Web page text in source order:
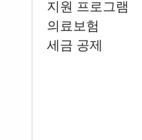
지원 프로그램
의료보험
세금 공제